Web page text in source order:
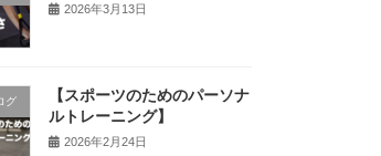
2026年3月13日
グ
【スポーツのためのパーソナ
ルトレーニング】
2026年2月24日